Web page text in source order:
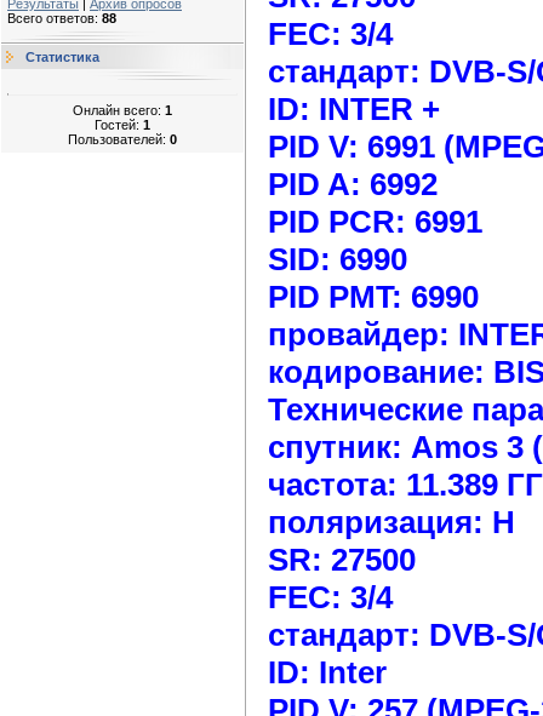
Результаты | Архив опросов
Всего ответов: 88
Статистика
Онлайн всего: 1
Гостей: 1
Пользователей: 0
FEC: 3/4
стандарт: DVB-
ID: INTER +
PID V: 6991
PID A: 6992
PID PCR: 6991
SID: 6990
PID PMT: 6990
провайдер:
кодирование:
Технические
спутник: Amos 3
частота: 11.389
поляризация: H
SR: 27500
FEC: 3/4
стандарт: DVB-
ID: Inter